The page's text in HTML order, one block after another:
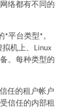
络都有不同的
平台类型*。
拟机上、Linux
。每种类型的
任的租户帐户
信任的内部租